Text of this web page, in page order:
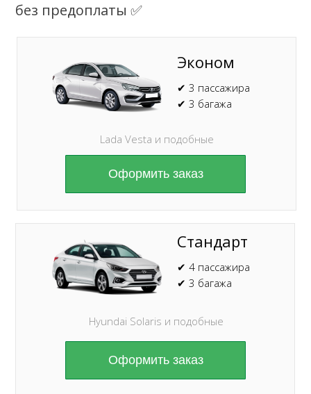
Оформить заказ
Стандарт
Hyundai Solaris и подобные
✔ 4 пассажира
✔ 3 багажа
без предоплаты ✅
Оформить заказ
Эконом
Lada Vesta и подобные
✔ 3 пассажира
✔ 3 багажа